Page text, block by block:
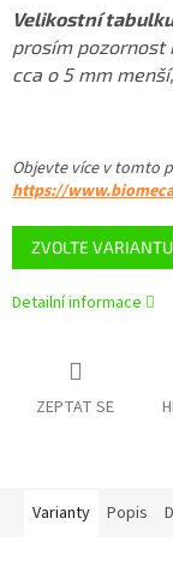
ZVOLTE VARIANTU
Velikostní
prosím pozornost
cca o 5 mm
Objevte více v tomto
https://
Detailní informace
ZEPTAT SE
Varianty Popis